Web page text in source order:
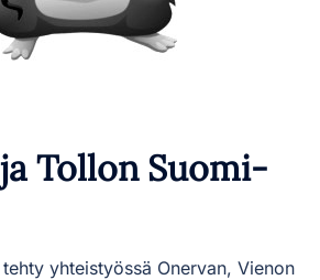
Tollon Suomi-
yhteistyössä Onervan, Vienon